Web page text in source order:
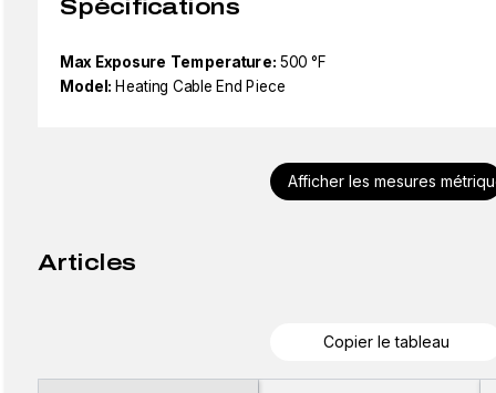
Spécifications
Max Exposure Temperature: 500 °F
Model: Heating Cable End Piece
Afficher les mesures
Articles
Copier le tableau